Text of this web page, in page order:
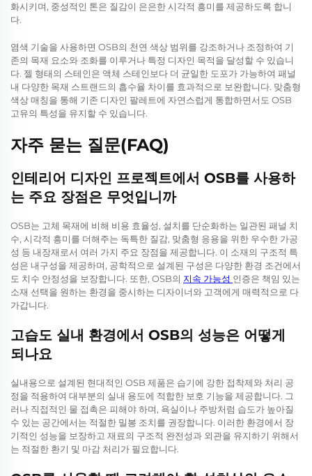
화시키며, 중성적인 톤은 질감이 은은한 시각적 흥미를 제공하도록 합니
다.
염색 기술을 사용하면 OSB의 천연 색상 범위를 강조하거나 조정하여 기
존의 목재 요소와 조화를 이루거나 특정 디자인 목적을 달성할 수 있습니
다. 젤 형태의 스테인은 액체 스테인보다 더 균일한 도포가 가능하여 패널
내 다양한 목재 스트랜드의 흡수율 차이를 효과적으로 보완합니다. 맞춤형
색상 매칭을 통해 기존 디자인 팔레트에 자연스럽게 통합하면서도 OSB
고유의 특성을 유지할 수 있습니다.
자주 묻는 질문(FAQ)
인테리어 디자인 프로젝트에서 OSB를 사용하
는 주요 장점은 무엇입니까
OSB는 고체 목재에 비해 비용 효율성, 설치를 단순화하는 일관된 패널 치
수, 시각적 흥미를 더해주는 독특한 질감, 맞춤형 응용을 위한 우수한 가공
성 등 내장재로서 여러 가지 주요 장점을 제공합니다. 이 소재의 구조적 특
성은 내구성을 제공하며, 공학적으로 설계된 구성은 다양한 환경 조건에서
도 치수 안정성을 보장합니다. 또한, OSB의 지속 가능성 인증은 책임 있는
소재 선택을 원하는 환경을 중시하는 디자이너와 고객에게 매력적으로 다
가갑니다.
고습도 실내 환경에서 OSB의 성능은 어떻게
되나요
실내용으로 설계된 현대적인 OSB 제품은 습기에 강한 접착제와 처리 공
정을 적용하여 대부분의 실내 용도에 적합한 보호 기능을 제공합니다. 그
러나 직접적인 물 접촉은 피해야 하며, 욕실이나 주방처럼 습도가 높아질
수 있는 공간에서는 적절한 밀봉 조치를 권장합니다. 이러한 환경에서 장
기적인 성능을 보장하고 재료의 구조적 완전성과 외관을 유지하기 위해서
는 적절한 환기 및 마감 처리가 필요합니다.